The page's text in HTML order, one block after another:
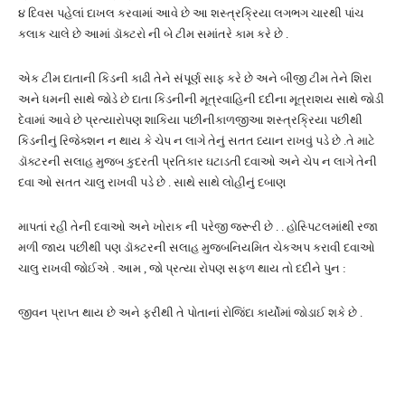
૪ દિવસ પહેલાં દાખલ કરવામાં આવે છે આ શસ્ત્રક્રિયા લગભગ ચારથી પાંચ
કલાક ચાલે છે આમાં ડૉક્ટરો ની બે ટીમ સમાંતરે કામ કરે છે .
એક ટીમ દાતાની કિડની કાઢી તેને સંપૂર્ણ સાફ કરે છે અને બીજી ટીમ તેને શિરા
અને ધમની સાથે જોડે છે દાતા કિડનીની મૂત્રવાહિની દદીના મૂત્રાશય સાથે જોડી
દેવામાં આવે છે પ્રત્યારોપણ શાકિયા પછીનીકાળજીઆ શસ્ત્રક્રિયા પછીથી
કિડનીનું રિજેક્શન ન થાય કે ચેપ ન લાગે તેનું સતત ધ્યાન રાખવું પડે છે .તે માટે
ડૉક્ટરની સલાહ મુજબ કુદરતી પ્રતિકાર ઘટાડતી દવાઓ અને ચેપ ન લાગે તેની
દવા ઓ સતત ચાલુ રાખવી પડે છે . સાથે સાથે લોહીનું દબાણ
માપતાં રહી તેની દવાઓ અને ખોરાક ની પરેજી જરૂરી છે . . હોસ્પિટલમાંથી રજા
મળી જાય પછીથી પણ ડૉક્ટરની સલાહ મુજબનિયમિત ચેકઅપ કરાવી દવાઓ
ચાલુ રાખવી જોઈએ . આમ , જો પ્રત્યા રોપણ સફળ થાય તો દદીને પુન :
જીવન પ્રાપ્ત થાય છે અને ફરીથી તે પોતાનાં રોજિંદા કાર્યોમાં જોડાઈ શકે છે .